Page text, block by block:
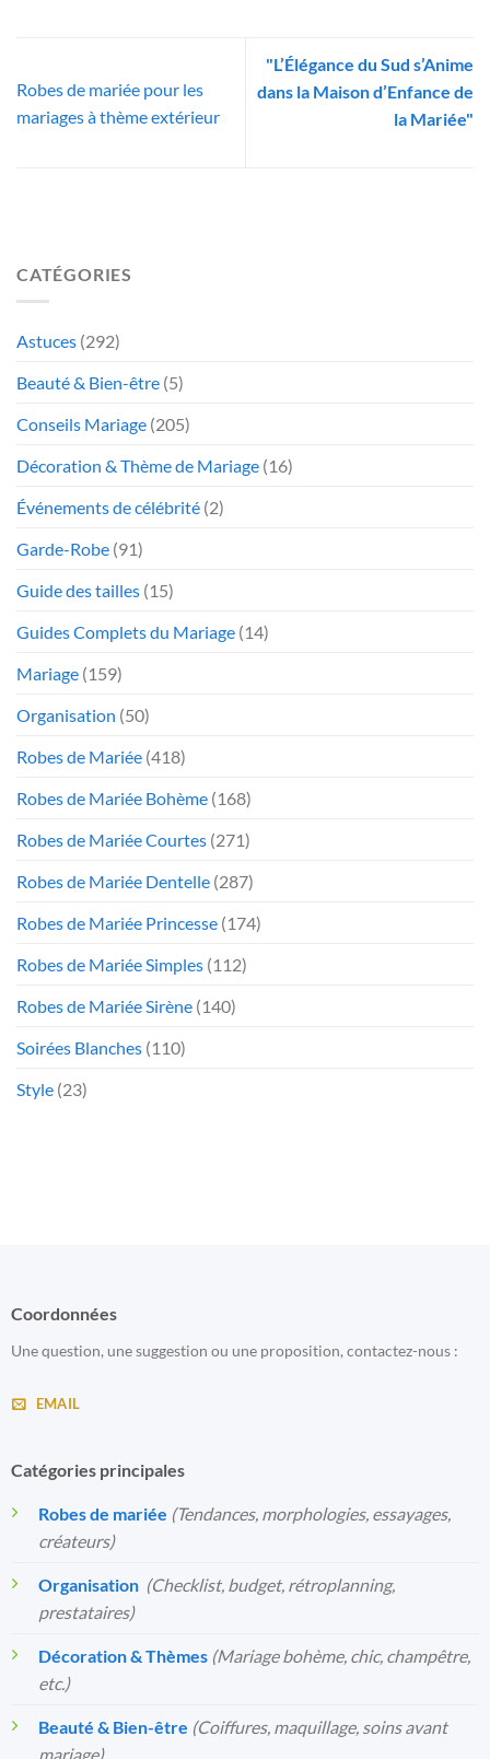
Robes de mariée pour les
mariages à thème extérieur
"L’Élégance du Sud s’Anime
dans la Maison d’Enfance de
la Mariée"
CATÉGORIES
Astuces (292)
Beauté & Bien-être (5)
Conseils Mariage (205)
Décoration & Thème de Mariage (16)
Événements de célébrité (2)
Garde-Robe (91)
Guide des tailles (15)
Guides Complets du Mariage (14)
Mariage (159)
Organisation (50)
Robes de Mariée (418)
Robes de Mariée Bohème (168)
Robes de Mariée Courtes (271)
Robes de Mariée Dentelle (287)
Robes de Mariée Princesse (174)
Robes de Mariée Simples (112)
Robes de Mariée Sirène (140)
Soirées Blanches (110)
Style (23)
Coordonnées
Une question, une suggestion ou une proposition, contactez-nous :
EMAIL
Catégories principales
Robes de mariée (Tendances, morphologies, essayages,
créateurs)
Organisation️ (Checklist, budget, rétroplanning,
prestataires)
Décoration & Thèmes (Mariage bohème, chic, champêtre,
etc.)
Beauté & Bien-être (Coiffures, maquillage, soins avant
mariage)